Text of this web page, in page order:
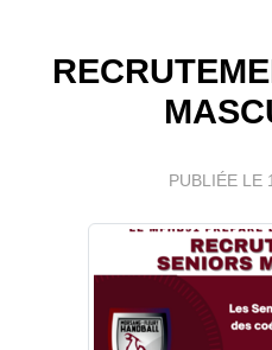
PUBLIÉE LE